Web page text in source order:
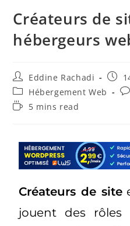
Créateurs de
hébergeurs
Eddine Rachadi
Hébergement Web
5 mins read
Créateurs de site
jouent des rôles